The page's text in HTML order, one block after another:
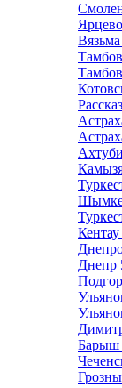
Ярцево
Вязьма
Тамбов
Кентау
Днепр
Барыш